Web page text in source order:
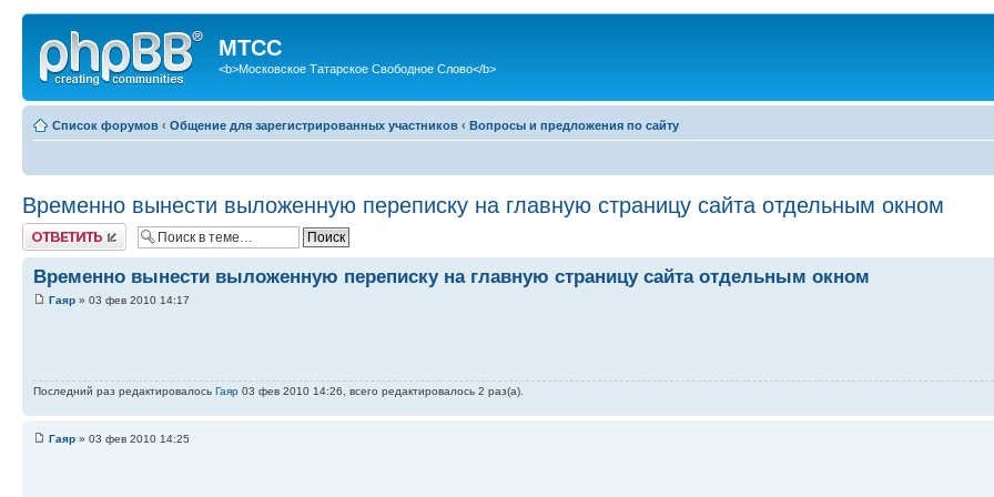
МТСС
<b>Московское Татарское Свободное Слово</b>
Список форумов ‹ Общение для зарегистрированных участников ‹ Вопросы и предложения по сайту
Временно вынести выложенную переписку на главную страницу сайта отдельным окном
Ответить
Временно вынести выложенную переписку на главную страницу сайта отдельным окном
Гаяр » 03 фев 2010 14:17
Последний раз редактировалось Гаяр 03 фев 2010 14:26, всего редактировалось 2 раз(а).
Гаяр » 03 фев 2010 14:25